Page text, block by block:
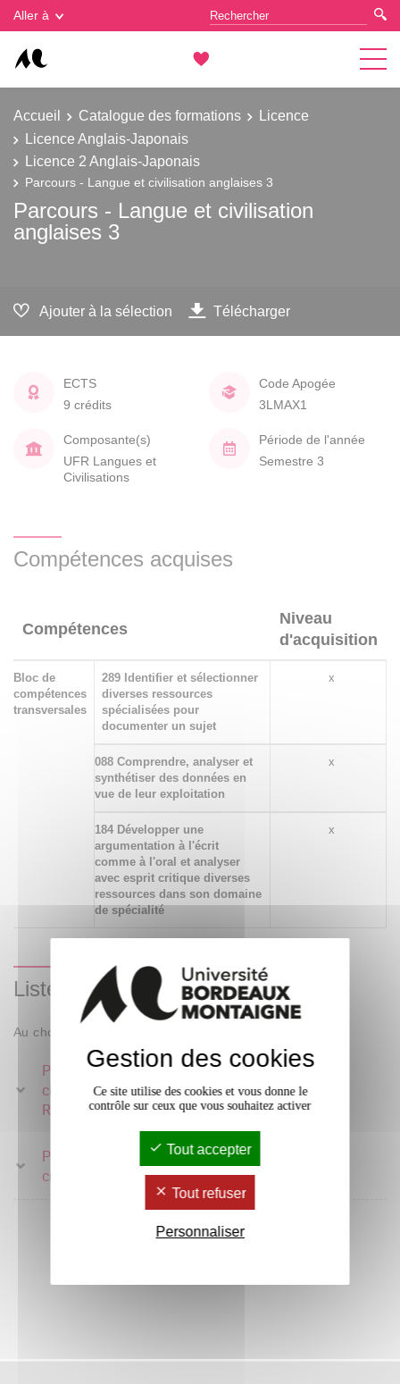
Aller à
Accueil Catalogue des formations
Licence
Licence Anglais-Japonais
Licence 2 Anglais-Japonais
Parcours - Langue et civilisation anglaises 3
Parcours - Langue et civilisation
anglaises 3
Ajouter à la sélection Télécharger
ECTS
9 crédits
Code Apogée
3LMAX1
Composante(s)
UFR Langues et
Civilisations
Période de l'année
Semestre 3
Compétences acquises
Compétences
Niveau
d'acquisition
Bloc de
compétences
transversales
289 Identifier et sélectionner
diverses ressources
spécialisées pour
documenter un sujet
x
088 Comprendre, analyser et
synthétiser des données en
vue de leur exploitation
x
184 Développer une
argumentation à l'écrit
comme à l'oral et analyser
avec esprit critique diverses
ressources dans son domaine
de spécialité
x
Liste des enseignements
Au choix : 1 parmi 2
Parcours - Langue et
civilisation anglaises 3 -
Remédiation
9 crédits
Parcours - Langue et
civilisation anglaises 3
9 crédits
Gestion des cookies
Gestion des cookies
Ce site utilise des cookies et vous donne le
contrôle sur ceux que vous souhaitez activer
Tout accepter
Tout refuser
Personnaliser